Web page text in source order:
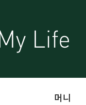
머니